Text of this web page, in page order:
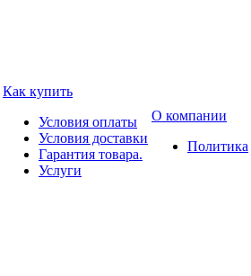
Как купить
Условия оплаты
Условия доставки
Гарантия товара.
Услуги
О компании
Политика